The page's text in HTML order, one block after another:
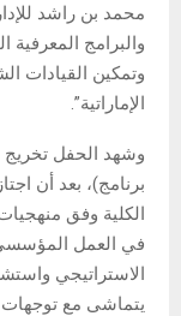
محمد بن راشد
والبرامج المعرفية
وتمكين القيادات
الإماراتية”.
برنامج)، بعد أن
الكلية وفق
في العمل المؤسسي،
الاستراتيجي
يتماشى مع توجهات